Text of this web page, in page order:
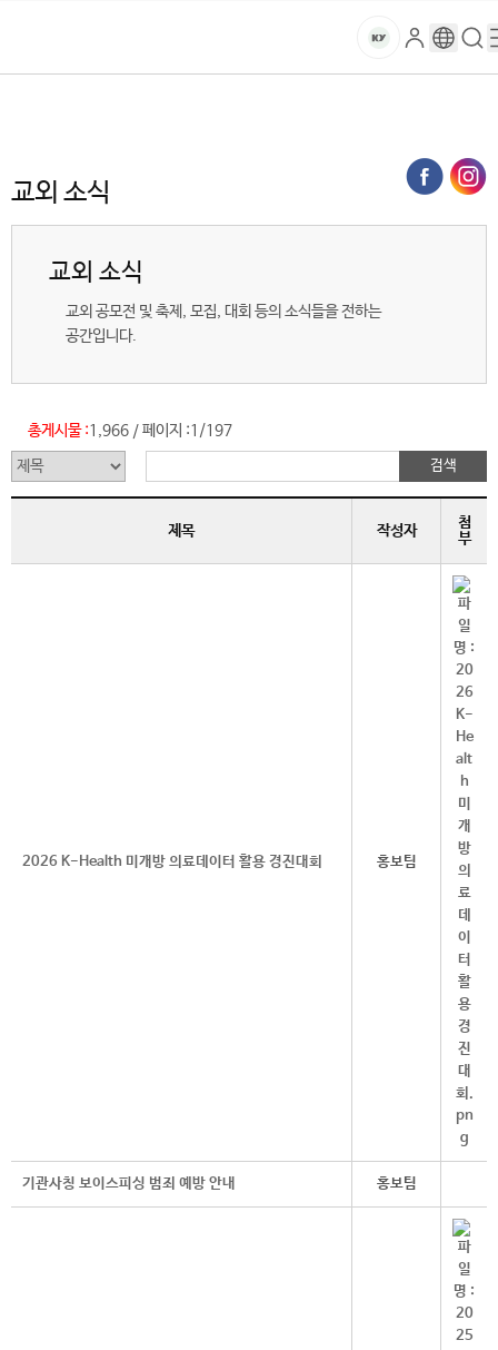
건
대
학
교
마
로
그
구
글
검
색
메
뉴
교외 소식
교외 소식
교외 공모전 및 축제, 모집, 대회 등의 소식들을 전하는
공간입니다.
총게시물 :1,966 /페이지 :1/197
제목 작성자
첨
부
2026 K-Health 미개방 의료데이터 활용 경진대회 홍보팀
기관사칭 보이스피싱 범죄 예방 안내 홍보팀